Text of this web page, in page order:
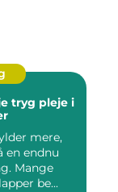
i
mere,
en endnu
Mange
be...